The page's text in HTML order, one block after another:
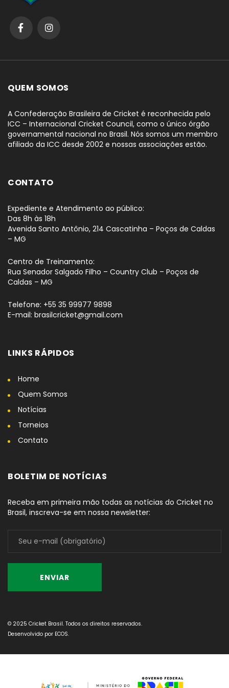
QUEM SOMOS
A Confederação Brasileira de Cricket é reconhecida pelo
ICC – Internacional Cricket Council, como o único órgão
governamental nacional no Brasil. Nós somos um membro
afiliado da ICC desde 2002 e nossas associações estão.
CONTATO
Expediente e Atendimento ao público:
Das 8h às 18h
Avenida Santo Antônio, 214 Cascatinha – Poços de Caldas
– MG
Centro de Treinamento:
Rua Senador Salgado Filho – Country Club – Poços de
Caldas – MG
Telefone: +55 35 99977 9898
E-mail: brasilcricket@gmail.com
LINKS RÁPIDOS
Home
Quem Somos
Notícias
Torneios
Contato
BOLETIM DE NOTÍCIAS
Receba em primeira mão todas as notícias do Cricket no
Brasil, inscreva-se em nossa newsletter:
© 2025 Cricket Brasil. Todos os direitos reservados.
Desenvolvido por ECOS.